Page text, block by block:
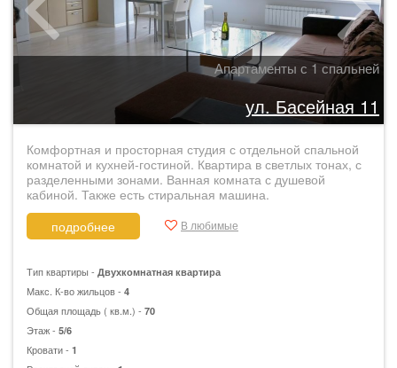
Апартаменты с 1 спальней
ул. Басейная 11
Комфортная и просторная студия с отдельной спальной
комнатой и кухней-гостиной. Квартира в светлых тонах, с
разделенными зонами. Ванная комната с душевой
кабиной. Также есть стиральная машина.
подробнее
В любимые
Тип квартиры - Двухкомнатная квартира
Макс. К-во жильцов - 4
Общая площадь ( кв.м.) - 70
Этаж - 5/6
Кровати - 1